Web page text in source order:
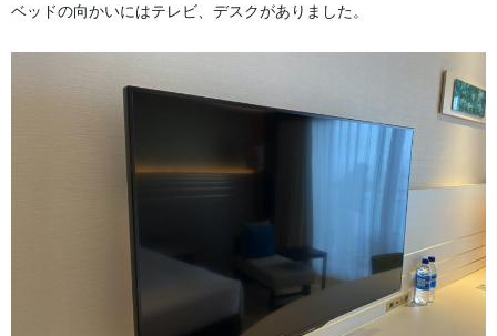
ベッドの向かいにはテレビ、デスクがありました。